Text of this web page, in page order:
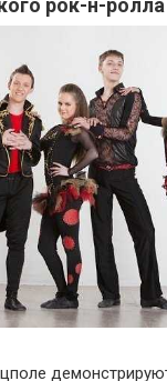
рок-н-ролла